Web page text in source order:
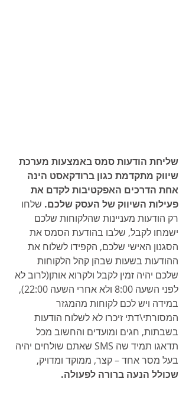
שליחת הודעות סמס באמצעות מערכת
שיווק מתקדמת כגון ברודקאסט הינה
אחת הדרכים האפקטיבות לקדם את
פעילות השיווק של העסק שלכם. שלחו
רק הודעות מעניינות שהלקוחות שלכם
ישמחו לקבל, שלבו בהודעת הסמס את
הסגנון האישי שלכם, הקפידו לשלוח את
ההודעות בשעות שבהן קהל הלקוחות
שלכם יהיה זמין לקבל ולקרוא אותן(לרוב לא
לפני השעה 8:00 ולא אחרי השעה 22:00),
במידה ויש לכם לקוחות מהמגזר
המסורתי\דתי זיכרו לא לשלוח הודעות
בשבתות, חגים ומועדים והחשוב מכל
תדאגו תמיד שה SMS שאתם שולחים יהיה
בעל מסר אחד – קצר, ממוקד ומדויק,
שכולל הנעה ברורה לפעולה.